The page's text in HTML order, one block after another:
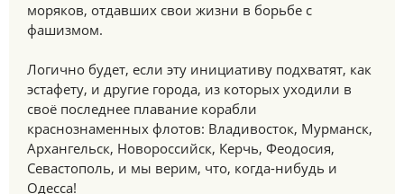
моряков, отдавших свои жизни в борьбе с
фашизмом.
Логично будет, если эту инициативу подхватят, как
эстафету, и другие города, из которых уходили в
своё последнее плавание корабли
краснознаменных флотов: Владивосток, Мурманск,
Архангельск, Новороссийск, Керчь, Феодосия,
Севастополь, и мы верим, что, когда-нибудь и
Одесса!